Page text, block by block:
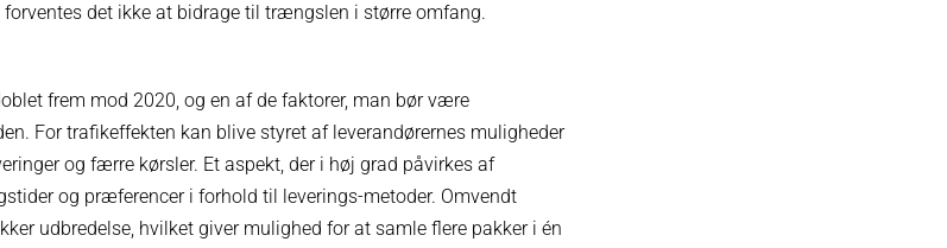
det ikke at bidrage til trængslen i større omfang.
frem mod 2020, og en af de faktorer, man bør være
For trafikeffekten kan blive styret af leverandørernes muligheder
og færre kørsler. Et aspekt, der i høj grad påvirkes af
og præferencer i forhold til leverings-metoder. Omvendt
udbredelse, hvilket giver mulighed for at samle flere pakker i én